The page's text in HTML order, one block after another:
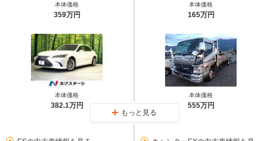
本体価格
359万円
本体価格
382.1万円
本体価格
165万円
本体価格
555万円
もっと見る